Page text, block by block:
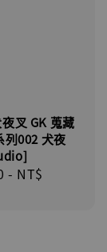
夜叉 GK 蒐藏
列002 犬夜
- NT$